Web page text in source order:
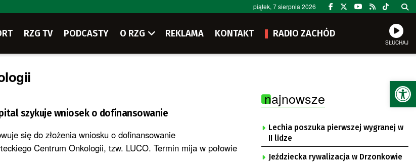
piątek, 7 sierpnia 2026
RZG TV PODCASTY O RZG REKLAMA KONTAKT RADIO ZACHÓD
SŁUCHAJ
szykuje wniosek o dofinansowanie
się do złożenia wniosku o dofinansowanie
Centrum Onkologii, tzw. LUCO. Termin mija w połowie
najnowsze
Lechia poszuka pierwszej wygranej w
II lidze
Jeździecka rywalizacja w Drzonkowie